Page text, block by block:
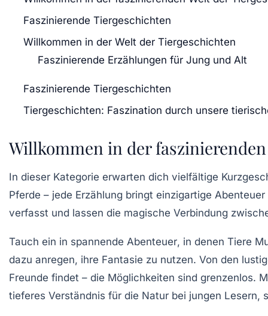
Faszinierende Tiergeschichten
Willkommen in der Welt der Tiergeschichten
Faszinierende Erzählungen für Jung und Alt
Faszinierende Tiergeschichten
Tiergeschichten: Faszination durch unsere
Willkommen in der
In dieser Kategorie erwarten dich vielfältige
Pferde – jede Erzählung bringt einzigartige
verfasst und lassen die magische Verbindung
Tauch ein in spannende Abenteuer, in denen Tiere
dazu anregen, ihre Fantasie zu nutzen. Von den
Freunde findet – die Möglichkeiten sind grenzenlos.
tieferes Verständnis für die Natur bei jungen